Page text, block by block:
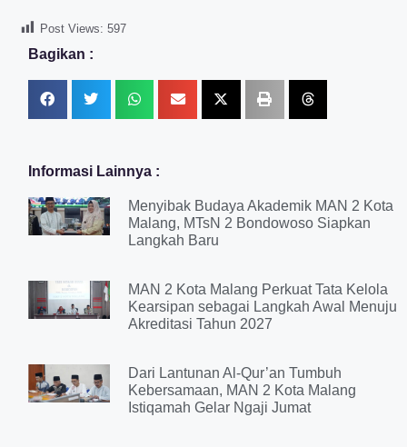
Post Views: 597
Bagikan :
Informasi Lainnya :
Menyibak Budaya Akademik MAN 2 Kota
Malang, MTsN 2 Bondowoso Siapkan
Langkah Baru
MAN 2 Kota Malang Perkuat Tata Kelola
Kearsipan sebagai Langkah Awal Menuju
Akreditasi Tahun 2027
Dari Lantunan Al-Qur’an Tumbuh
Kebersamaan, MAN 2 Kota Malang
Istiqamah Gelar Ngaji Jumat